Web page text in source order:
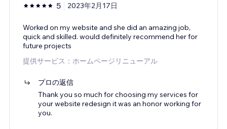
5 2023年2月17日
Worked on my website and she did an amazing job,
quick and skilled. would definitely recommend her for
future projects
提供サービス：ホームページリニューアル
プロの返信
Thank you so much for choosing my services for
your website redesign it was an honor working for
you.